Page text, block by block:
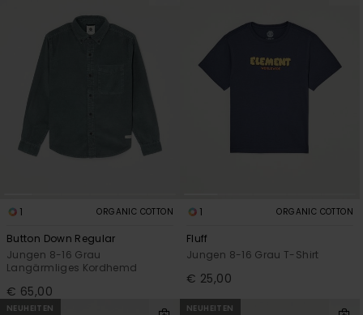
1 ORGANIC COTTON
Button Down Regular
Jungen 8-16 Grau
Langärmliges Kordhemd
€ 65,00
1 ORGANIC COTTON
Fluff
Jungen 8-16 Grau T-Shirt
€ 25,00
NEUHEITEN NEUHEITEN